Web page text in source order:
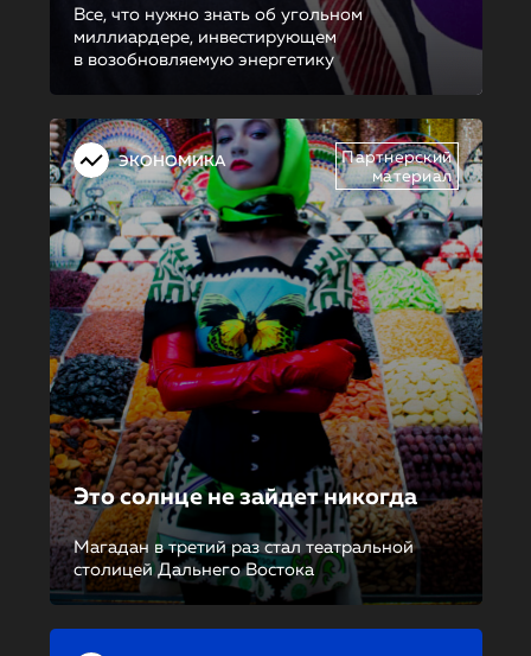
Все, что нужно знать об угольном
миллиардере, инвестирующем
в возобновляемую энергетику
ЭКОНОМИКА
Партнерский
материал
Это солнце не зайдет никогда
Магадан в третий раз стал театральной
столицей Дальнего Востока